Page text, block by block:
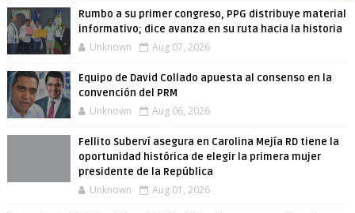
Rumbo a su primer congreso, PPG distribuye material
informativo; dice avanza en su ruta hacia la historia
Unknown Aug 07, 2026
Equipo de David Collado apuesta al consenso en la
convención del PRM
Unknown Aug 06, 2026
Fellito Suberví asegura en Carolina Mejía RD tiene la
oportunidad histórica de elegir la primera mujer
presidente de la República
Unknown Aug 01, 2026